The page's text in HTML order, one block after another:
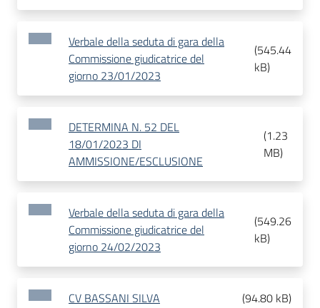
Verbale della seduta di gara della
Commissione giudicatrice del
giorno 23/01/2023
(545.44
kB)
DETERMINA N. 52 DEL
18/01/2023 DI
AMMISSIONE/ESCLUSIONE
(1.23
MB)
Verbale della seduta di gara della
Commissione giudicatrice del
giorno 24/02/2023
(549.26
kB)
CV BASSANI SILVA (94.80 kB)